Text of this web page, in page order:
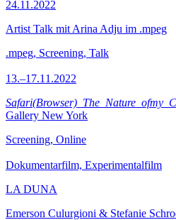
24.11.2022
Artist Talk mit Arina Adju im .mpeg
.mpeg, Screening, Talk
13.–17.11.2022
Gallery New York
Screening, Online
Dokumentarfilm, Experimentalfilm
LA DUNA
Emerson Culurgioni & Stefanie